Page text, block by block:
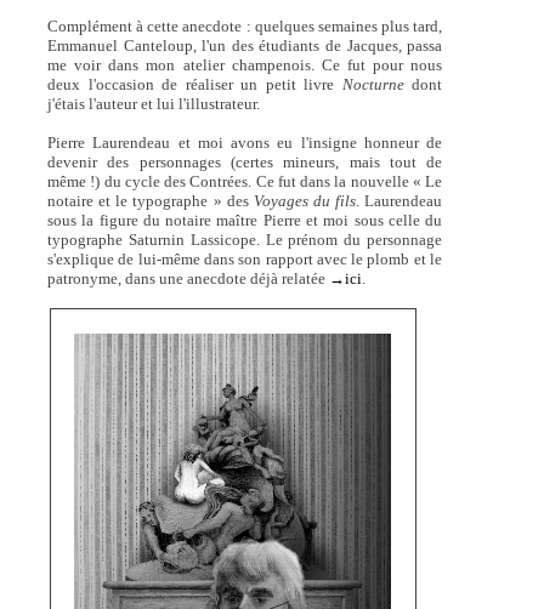
Complément à cette anecdote : quelques semaines plus tard,
Emmanuel Canteloup, l'un des étudiants de Jacques, passa
me voir dans mon atelier champenois. Ce fut pour nous
deux l'occasion de réaliser un petit livre Nocturnedont
j'étais l'auteur et lui l'illustrateur.
Pierre Laurendeau et moi avons eu l'insigne honneur de
devenir des personnages (certes mineurs, mais tout de
même !) du cycle des Contrées. Ce fut dans la nouvelle « Le
notaire et le typographe » des Voyages du fils. Laurendeau
sous la figure du notaire maître Pierre et moi sous celle du
typographe Saturnin Lassicope. Le prénom du personnage
s'explique de lui-même dans son rapport avec le plomb et le
patronyme, dans une anecdote déjà relatée →ici